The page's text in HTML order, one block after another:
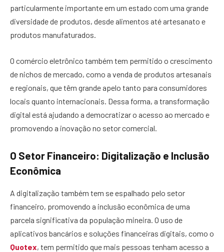
particularmente importante em um estado com uma grande
diversidade de produtos, desde alimentos até artesanato e
produtos manufaturados.
O comércio eletrônico também tem permitido o crescimento
de nichos de mercado, como a venda de produtos artesanais
e regionais, que têm grande apelo tanto para consumidores
locais quanto internacionais. Dessa forma, a transformação
digital está ajudando a democratizar o acesso ao mercado e
promovendo a inovação no setor comercial.
O Setor Financeiro: Digitalização e Inclusão
Econômica
A digitalização também tem se espalhado pelo setor
financeiro, promovendo a inclusão econômica de uma
parcela significativa da população mineira. O uso de
aplicativos bancários e soluções financeiras digitais, como o
Quotex, tem permitido que mais pessoas tenham acesso a